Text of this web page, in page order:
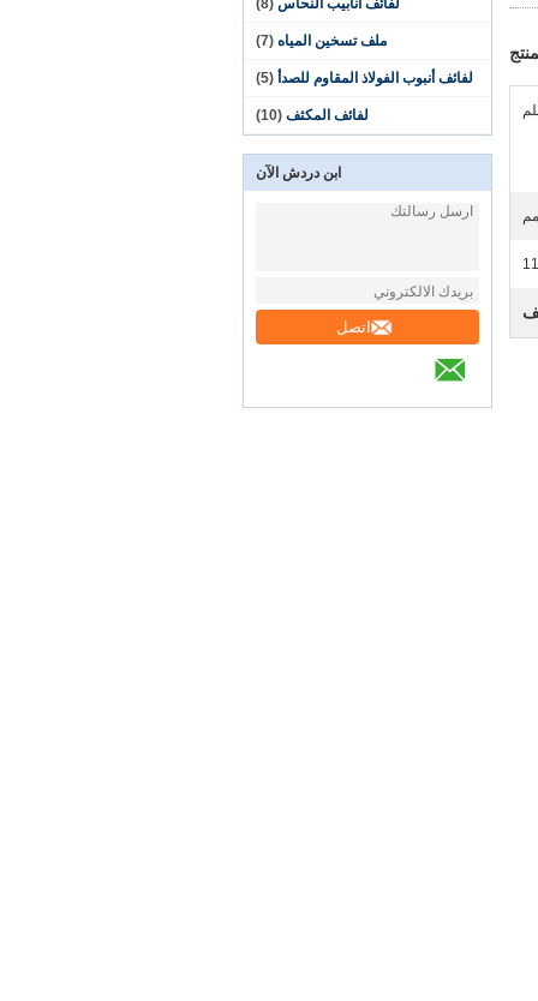
لفائف أنابيب النحاس (8)
ملف تسخين المياه (7)
لفائف أنبوب الفولاذ المقاوم للصدأ (5)
لفائف المكثف (10)
ابن دردش الآن
اتصل
11